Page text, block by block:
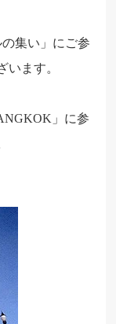
集い」にご参
います。
」に参